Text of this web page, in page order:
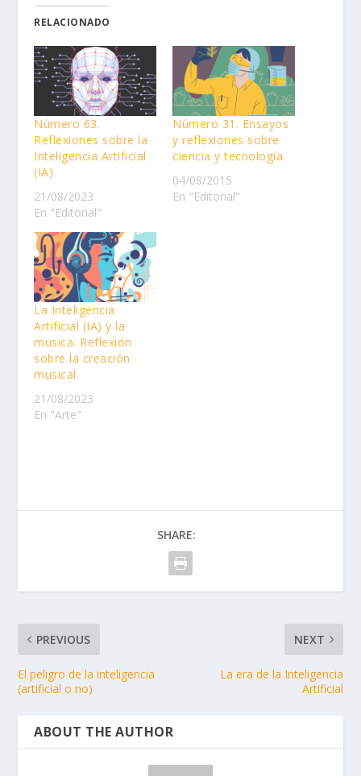
RELACIONADO
Número 63.
Reflexiones sobre la
Inteligencia Artificial
(IA)
21/08/2023
En "Editorial"
Número 31. Ensayos
y reflexiones sobre
ciencia y tecnología
04/08/2015
En "Editorial"
La Inteligencia
Artificial (IA) y la
musica. Reflexión
sobre la creación
musical
21/08/2023
En "Arte"
SHARE:
PREVIOUS
El peligro de la inteligencia
(artificial o no)
NEXT
La era de la Inteligencia
Artificial
ABOUT THE AUTHOR